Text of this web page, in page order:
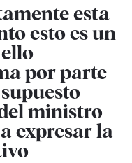
esta
esto es un
por parte
ministro
expresar la